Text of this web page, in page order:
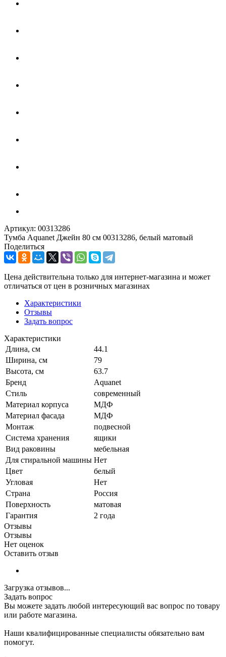
Артикул: 00313286
Тумба Aquanet Джейн 80 см 00313286, белый матовый
Поделиться
Цена действительна только для интернет-магазина и может
отличаться от цен в розничных магазинах
Характеристики
Отзывы
Задать вопрос
Характеристики
Длина, см
44.1
Ширина, см
79
Высота, см
63.7
Бренд
Aquanet
Стиль
современный
Материал корпуса
МДФ
Материал фасада
МДФ
Монтаж
подвесной
Система хранения
ящики
Вид раковины
мебельная
Для стиральной машины Нет
Цвет
белый
Угловая
Нет
Страна
Россия
Поверхность
матовая
Гарантия
2 года
Отзывы
Отзывы
Нет оценок
Оставить отзыв
Загрузка отзывов...
Задать вопрос
Вы можете задать любой интересующий вас вопрос по товару
или работе магазина.
Наши квалифицированные специалисты обязательно вам
помогут.